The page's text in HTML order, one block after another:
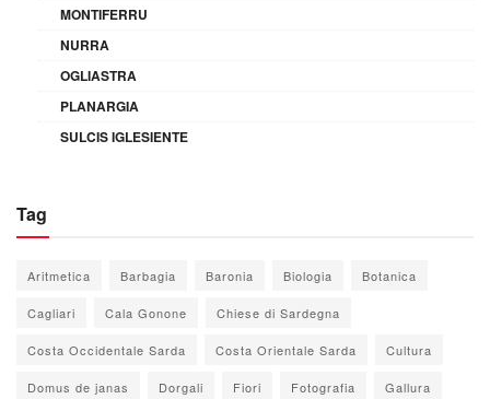
MONTIFERRU
NURRA
OGLIASTRA
PLANARGIA
SULCIS IGLESIENTE
Tag
Aritmetica Barbagia Baronia Biologia Botanica
Cagliari Cala Gonone Chiese di Sardegna
Costa Occidentale Sarda Costa Orientale Sarda Cultura
Domus de janas Dorgali Fiori Fotografia Gallura